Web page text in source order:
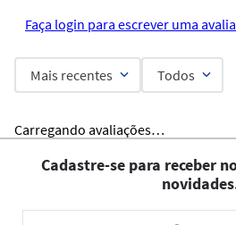
Faça login para escrever uma
Mais recentes Todos
Carregando avaliações…
Cadastre-se para receber